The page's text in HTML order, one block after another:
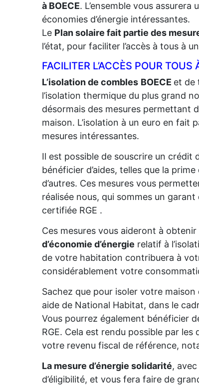
à BOECE. L’ensemble vous
économies d’énergie intéressantes.
Le Plan solaire fait partie des
l’état, pour faciliter l’accès à tous à
FACILITER L’ACCÈS POUR
L’isolation de combles BOECE et de
l’isolation thermique du plus grand
désormais des mesures permettant
maison. L’isolation à un euro en fait
mesures intéressantes.
Il est possible de souscrire un crédit
bénéficier d’aides, telles que la
d’autres. Ces mesures vous
réalisée nous, qui sommes un
certifiée RGE .
Ces mesures vous aideront à
d’économie d’énergie relatif à
de votre habitation contribuera à
considérablement votre
Sachez que pour isoler votre
aide de National Habitat, dans le
Vous pourrez également bénéficier
RGE. Cela est rendu possible par
votre revenu fiscal de référence,
La mesure d’énergie solidarité,
d’éligibilité, et vous fera faire de